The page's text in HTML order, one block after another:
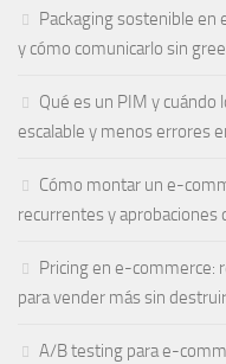
Packaging sostenible
y cómo comunicarlo sin
Qué es un PIM y
escalable y menos errores
Cómo montar un e-
recurrentes y aprobaciones
Pricing en e-commerce:
para vender más sin
A/B testing para e-